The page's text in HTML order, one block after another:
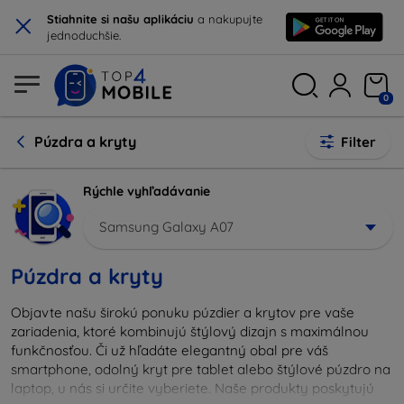
× Stiahnite si našu aplikáciu a nakupujte
jednoduchšie.
0
Púzdra a kryty Filter
Rýchle vyhľadávanie
Samsung Galaxy A07
Púzdra a kryty
Objavte našu širokú ponuku púzdier a krytov pre vaše
zariadenia, ktoré kombinujú štýlový dizajn s maximálnou
funkčnosťou. Či už hľadáte elegantný obal pre váš
smartphone, odolný kryt pre tablet alebo štýlové púzdro na
laptop, u nás si určite vyberiete. Naše produkty poskytujú